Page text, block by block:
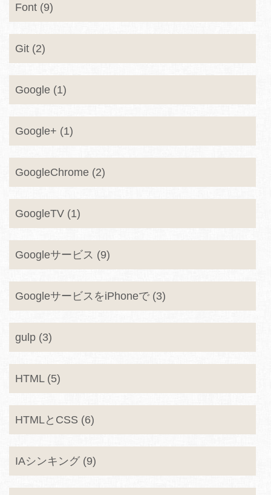
Font (9)
Git (2)
Google (1)
Google+ (1)
GoogleChrome (2)
GoogleTV (1)
Googleサービス (9)
GoogleサービスをiPhoneで (3)
gulp (3)
HTML (5)
HTMLとCSS (6)
IAシンキング (9)